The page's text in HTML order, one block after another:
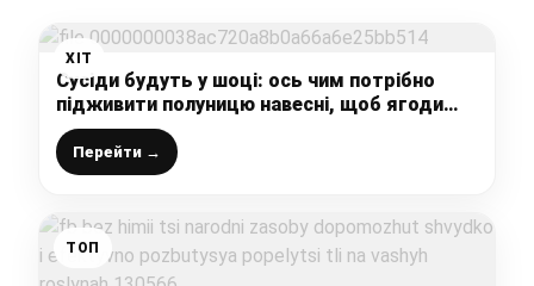
ХІТ
Сусіди будуть у шоці: ось чим потрібно
підживити полуницю навесні, щоб ягоди
були як кулак і радували урожаєм!
Перейти →
ТОП